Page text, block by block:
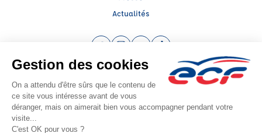
Actualités
Facebook (nouvelle fenêtre)
Instagram (nouvelle fenêtre)
YouTube (nouvelle fenêtre)
TikTok (nouvelle fenêtre)
Raison sociale : SUD PREVENTION SECURITE GRAND PUBLIC - Capital social:
139239€
SIREN: 814514188 - Numéro de TVA intracommunautaire: FR56814514188
Agrément n°E0301361450